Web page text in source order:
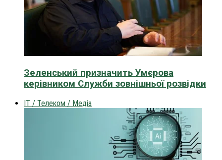
Зеленський призначить Умєрова
керівником Служби зовнішньої розвідки
IT / Телеком / Медіа